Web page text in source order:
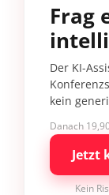
Frag
Der KI-
kein
Danach
Jetzt
Kein